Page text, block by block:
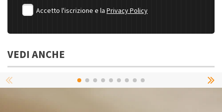
Accetto l'iscrizione e la Privacy Policy
VEDI ANCHE